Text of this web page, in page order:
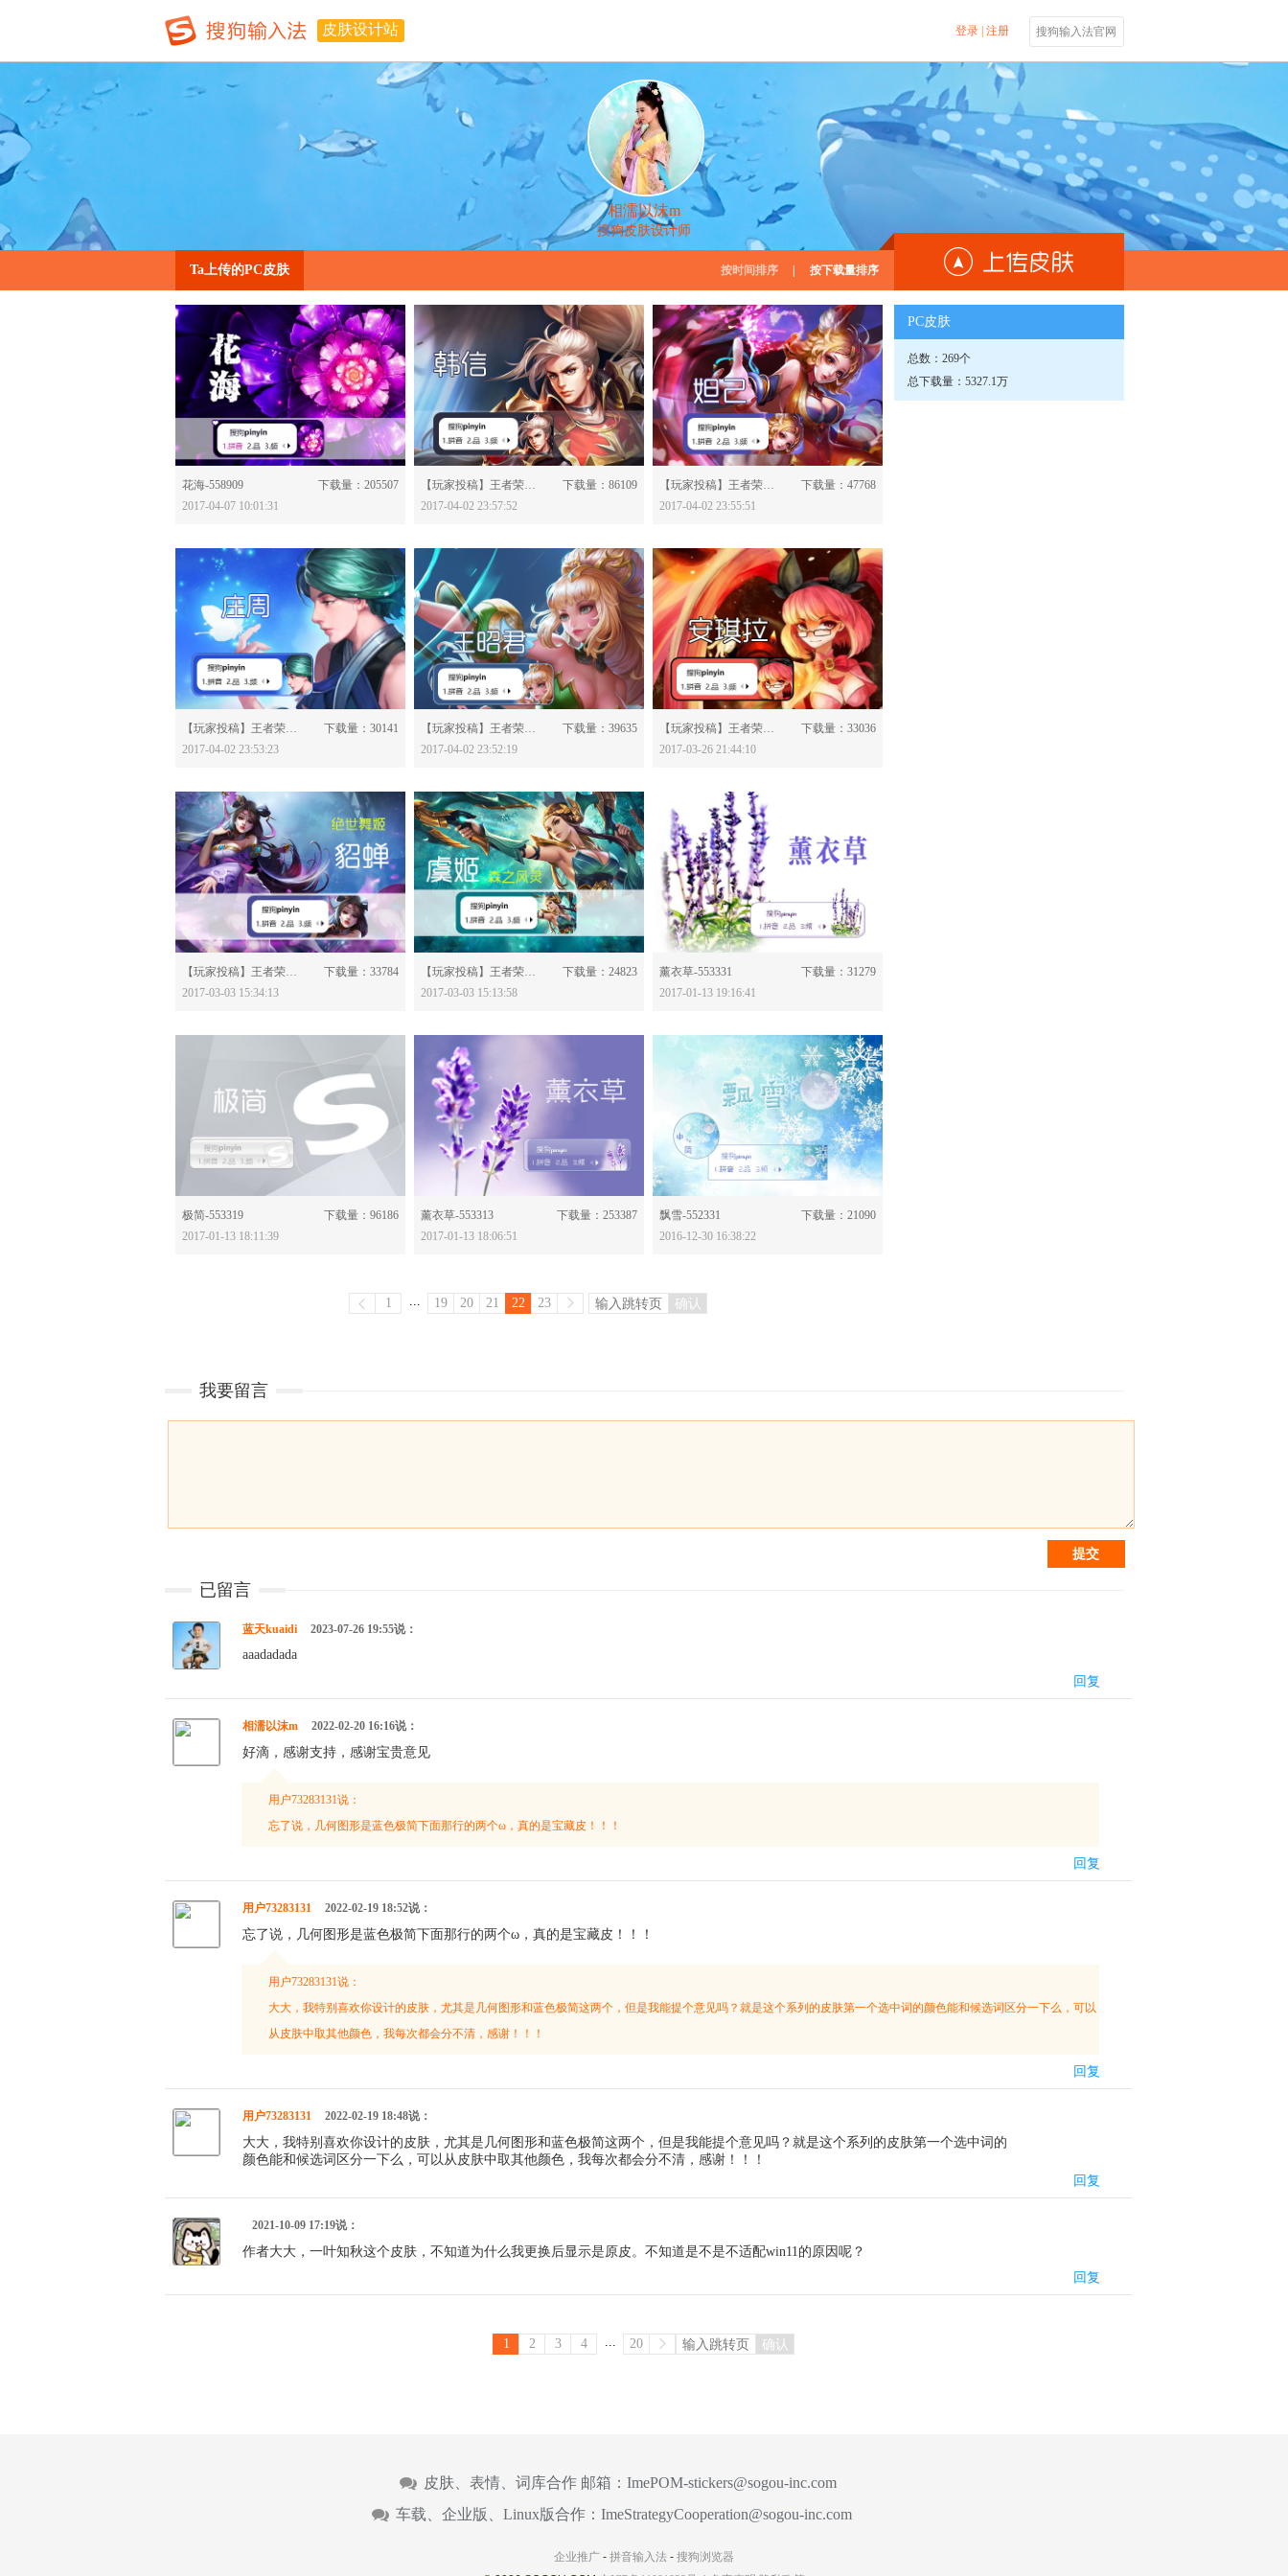
皮肤设计站 登录| 注册 搜狗输入法官网
相濡以沫m
搜狗皮肤设计师
Ta上传的PC皮肤 按时间排序 按下载量排序
花海-558909
下载量：205507
2017-04-07 10:01:31
分享：
【玩家投稿】王者荣耀-韩信-558683
下载量：86109
2017-04-02 23:57:52
分享：
【玩家投稿】王者荣耀-妲己-558681
下载量：47768
2017-04-02 23:55:51
分享：
【玩家投稿】王者荣耀-庄周-558679
下载量：30141
2017-04-02 23:53:23
分享：
【玩家投稿】王者荣耀-王昭君-558677
下载量：39635
2017-04-02 23:52:19
分享：
【玩家投稿】王者荣耀-安琪拉-558199
下载量：33036
2017-03-26 21:44:10
分享：
【玩家投稿】王者荣耀-貂蝉-556365
下载量：33784
2017-03-03 15:34:13
分享：
【玩家投稿】王者荣耀-虞姬-556349
下载量：24823
2017-03-03 15:13:58
薰衣草-553331
下载量：31279
2017-01-13 19:16:41
极简-553319
下载量：96186
2017-01-13 18:11:39
薰衣草-553313
下载量：253387
2017-01-13 18:06:51
飘雪-552331
下载量：21090
2016-12-30 16:38:22
1 ... 19 20 21 22 23 确认
PC皮肤
总数：269个
总下载量：5327.1万
我要留言
提交
已留言
蓝天kuaidi 2023-07-26 19:55说：
aaadadada
回复
相濡以沫m 2022-02-20 16:16说：
好滴，感谢支持，感谢宝贵意见
用户73283131说：
忘了说，几何图形是蓝色极简下面那行的两个ω，真的是宝藏皮！！！
回复
用户73283131 2022-02-19 18:52说：
忘了说，几何图形是蓝色极简下面那行的两个ω，真的是宝藏皮！！！
用户73283131说：
大大，我特别喜欢你设计的皮肤，尤其是几何图形和蓝色极简这两个，但是我能提个意见吗？就是这个系列的皮肤第一个选中词的颜色能和候选词区分一下么，可以
从皮肤中取其他颜色，我每次都会分不清，感谢！！！
回复
用户73283131 2022-02-19 18:48说：
大大，我特别喜欢你设计的皮肤，尤其是几何图形和蓝色极简这两个，但是我能提个意见吗？就是这个系列的皮肤第一个选中词的
颜色能和候选词区分一下么，可以从皮肤中取其他颜色，我每次都会分不清，感谢！！！
回复
2021-10-09 17:19说：
作者大大，一叶知秋这个皮肤，不知道为什么我更换后显示是原皮。不知道是不是不适配win11的原因呢？
回复
1 2 3 4 ... 20 确认
皮肤、表情、词库合作 邮箱： ImePOM-stickers@sogou-inc.com
车载、企业版、Linux版合作： ImeStrategyCooperation@sogou-inc.com
企业推广 - 拼音输入法 - 搜狗浏览器